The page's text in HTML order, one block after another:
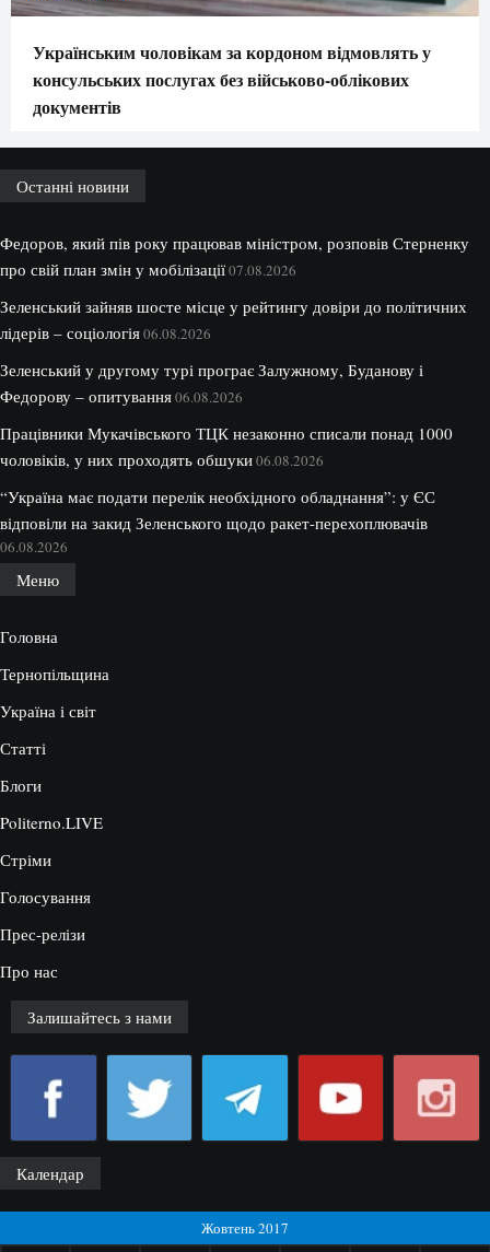
Українським чоловікам за кордоном відмовлять у
консульських послугах без військово-облікових
документів
Останні новини
Федоров, який пів року працював міністром, розповів Стерненку
про свій план змін у мобілізації07.08.2026
Зеленський зайняв шосте місце у рейтингу довіри до політичних
лідерів – соціологія06.08.2026
Зеленський у другому турі програє Залужному, Буданову і
Федорову – опитування06.08.2026
Працівники Мукачівського ТЦК незаконно списали понад 1000
чоловіків, у них проходять обшуки06.08.2026
“Україна має подати перелік необхідного обладнання”: у ЄС
відповіли на закид Зеленського щодо ракет-перехоплювачів
06.08.2026
Меню
Головна
Тернопільщина
Україна і світ
Статті
Блоги
Politerno.LIVE
Стріми
Голосування
Прес-релізи
Про нас
Залишайтесь з нами
Календар
Жовтень 2017